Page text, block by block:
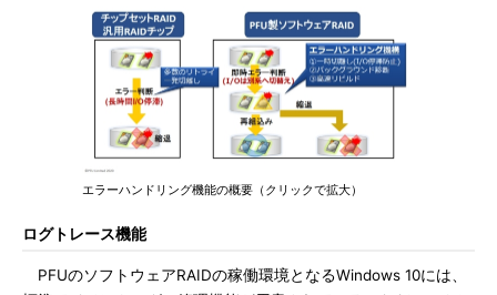
エラーハンドリング機能の概要（クリックで拡大）
ログトレース機能
PFUのソフトウェアRAIDの稼働環境となるWindows 10には、